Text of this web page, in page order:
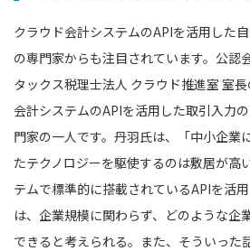
クラウド会計システムのAPIを活用した
の専門家からも注目されています。公認
タックス税理士法人 クラウド推進室 室
会計システムのAPIを活用した取引入力
門家の一人です。丹羽氏は、「中小企業
たテクノロジーを駆使するのは敷居が高
テムで標準的に搭載されているAPIを活
は、企業規模に関わらず、どのような企
できると考えられる。また、そういった